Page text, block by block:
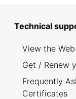
Technical
View the
Get / Renew
Frequently
Certificates